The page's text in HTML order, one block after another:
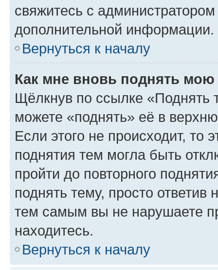
свяжитесь с
дополнительной информации.
Вернуться к началу
Как мне вновь поднять мою
Щёлкнув по ссылке «Поднять
можете «поднять» её в
Если этого не происходит, то
поднятия тем могла быть
пройти до повторного
поднять тему, просто ответив
тем самым вы не нарушаете
находитесь.
Вернуться к началу